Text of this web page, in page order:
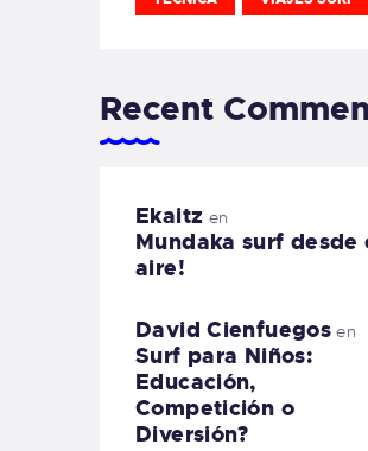
Recent
Ekaitz en
Mundaka surf desde
aire!
David Cienfuegos en
Surf para Niños:
Educación,
Competición o
Diversión?